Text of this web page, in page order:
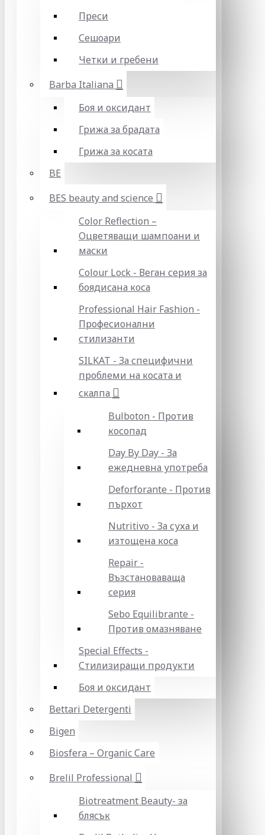
Преси
Сешоари
Четки и гребени
Barba Italiana
Боя и оксидант
Грижа за брадата
Грижа за косата
BE
BES beauty and science
Color Reflection –
Оцветяващи шампоани и
маски
Colour Lock - Веган серия за
боядисана коса
Professional Hair Fashion -
Професионални
стилизанти
SILKAT - За специфични
проблеми на косата и
скалпа
Bulboton - Против
косопад
Day By Day - За
ежедневна употреба
Deforforante - Против
пърхот
Nutritivo - За суха и
изтощена коса
Repair -
Възстановаваща
серия
Sebo Equilibrante -
Против омазняване
Special Effects -
Стилизиращи продукти
Боя и оксидант
Bettari Detergenti
Bigen
Biosfera – Organic Care
Brelil Professional
Biotreatment Beauty- за
блясък